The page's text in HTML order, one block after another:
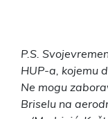
P.S.
HUP-a, kojemu
Ne mogu
Briselu na